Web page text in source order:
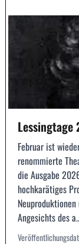
Lessingtage
Februar ist
renommierte
die Ausgabe
hochkarätiges
Angesichts des